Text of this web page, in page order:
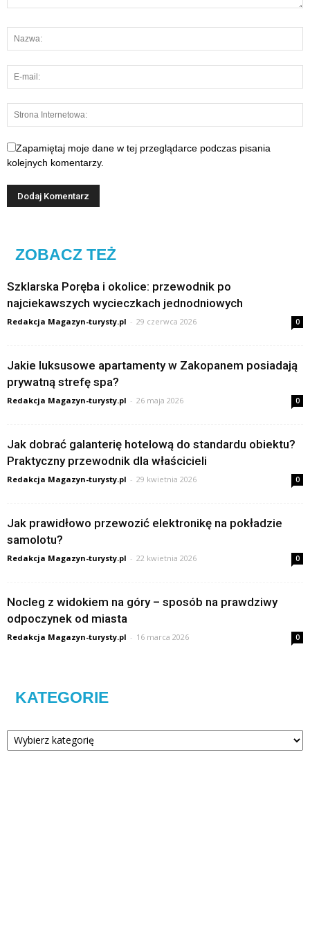
Zapamiętaj moje dane w tej przeglądarce podczas pisania
kolejnych komentarzy.
ZOBACZ TEŻ
Szklarska Poręba i okolice: przewodnik po
najciekawszych wycieczkach jednodniowych
Redakcja Magazyn-turysty.pl - 29 czerwca 2026 0
Jakie luksusowe apartamenty w Zakopanem posiadają
prywatną strefę spa?
Redakcja Magazyn-turysty.pl - 26 maja 2026 0
Jak dobrać galanterię hotelową do standardu obiektu?
Praktyczny przewodnik dla właścicieli
Redakcja Magazyn-turysty.pl - 29 kwietnia 2026 0
Jak prawidłowo przewozić elektronikę na pokładzie
samolotu?
Redakcja Magazyn-turysty.pl - 22 kwietnia 2026 0
Nocleg z widokiem na góry – sposób na prawdziwy
odpoczynek od miasta
Redakcja Magazyn-turysty.pl - 16 marca 2026 0
KATEGORIE
Kategorie